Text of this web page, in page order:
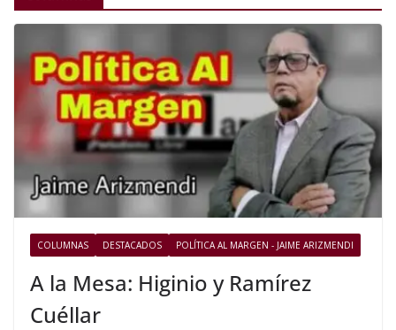
COLUMNAS DESTACADOS POLÍTICA AL MARGEN - JAIME ARIZMENDI
A la Mesa: Higinio y Ramírez
Cuéllar